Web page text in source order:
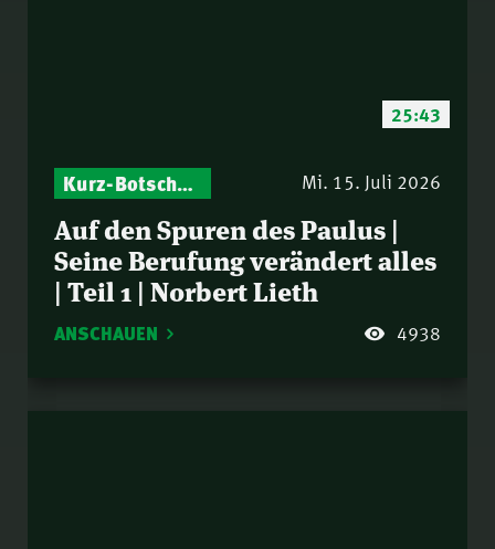
25:43
Kurz-Botschaften – Biblische Impulse mit Zukunft im Blick Mi. 15. Juli 2026
Auf den Spuren des Paulus |
Seine Berufung verändert alles
| Teil 1 | Norbert Lieth
ANSCHAUEN 4938